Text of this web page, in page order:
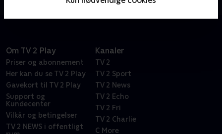
Om TV 2 Play
Priser og abonnement
Her kan du se TV 2 Play
Gavekort til TV 2 Play
Support og
Kundecenter
Vilkår og betingelser
TV 2 NEWS i offentligt
Kanaler
TV 2
TV 2 Sport
TV 2 News
TV 2 Echo
TV 2 Fri
TV 2 Charlie
C More